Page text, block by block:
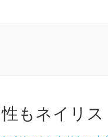
もネイリス